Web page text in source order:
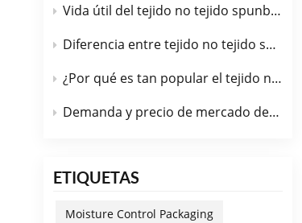
Vida útil del tejido no tejido spunbond de PP
Diferencia entre tejido no tejido spunbond y tejido no tejido PP
¿Por qué es tan popular el tejido no tejido de PP spunbond en la industria automotriz?
Demanda y precio de mercado de la tela no tejida spunbond de PP funcional en julio de 2026.
ETIQUETAS
Moisture Control Packaging